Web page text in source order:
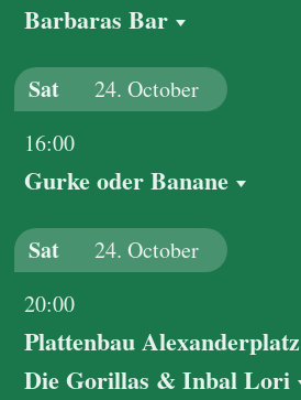
Barbaras Bar
Sat 24. October
16:00
Gurke oder Banane
Sat 24. October
20:00
Plattenbau Alexanderplatz
Die Gorillas & Inbal Lori